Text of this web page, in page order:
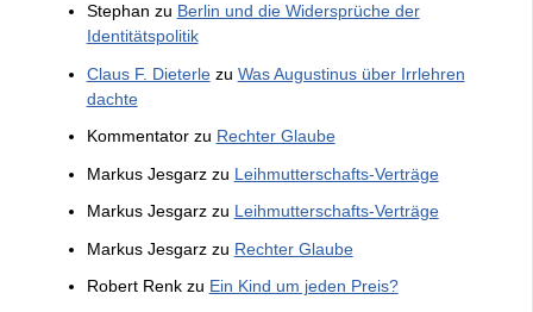
Stephan zu Berlin und die Widersprüche der
Identitätspolitik
Claus F. Dieterlezu Was Augustinus über Irrlehren
dachte
Kommentatorzu Rechter Glaube
Markus Jesgarzzu Leihmutterschafts-Verträge
Markus Jesgarzzu Leihmutterschafts-Verträge
Markus Jesgarzzu Rechter Glaube
Robert Renkzu Ein Kind um jeden Preis?